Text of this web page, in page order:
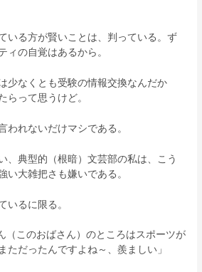
いる方が賢いことは、判っている。ず
ィの自覚はあるから。
少なくとも受験の情報交換なんだか
らって思うけど。
われないだけマシである。
、典型的（根暗）文芸部の私は、こう
い大雑把さも嫌いである。
いるに限る。
（このおばさん）のところはスポーツが
ただったんですよね～、羨ましい」